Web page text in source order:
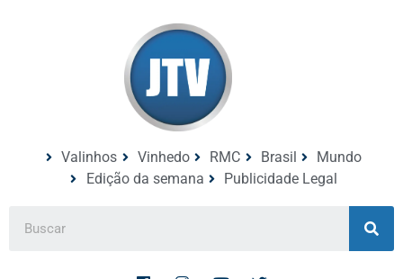
Valinhos Vinhedo RMC Brasil
Mundo
Edição da semana
Publicidade Legal